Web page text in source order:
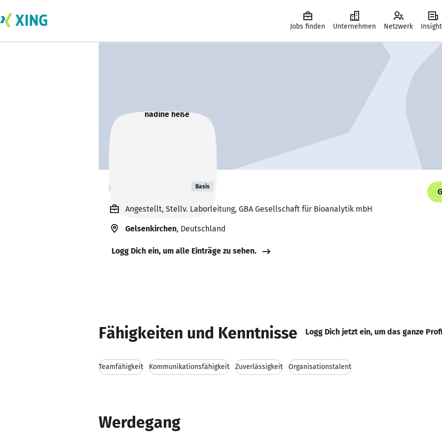
Jobs finden Unternehmen Netzwerk
nadine heße Basis
Angestellt, Stellv. Laborleitung, GBA Gesellschaft für Bioanalytik mbH
Gelsenkirchen, Deutschland
Logg Dich ein, um alle Einträge zu sehen.
Fähigkeiten und Kenntnisse Logg Dich jetzt ein, um das ganze
Teamfähigkeit Kommunikationsfähigkeit Zuverlässigkeit Organisationstalent
Werdegang